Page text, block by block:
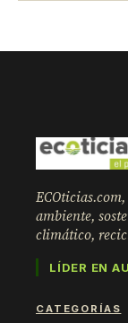
ambiente,
climático,
LÍDER EN
CATEGORÍAS